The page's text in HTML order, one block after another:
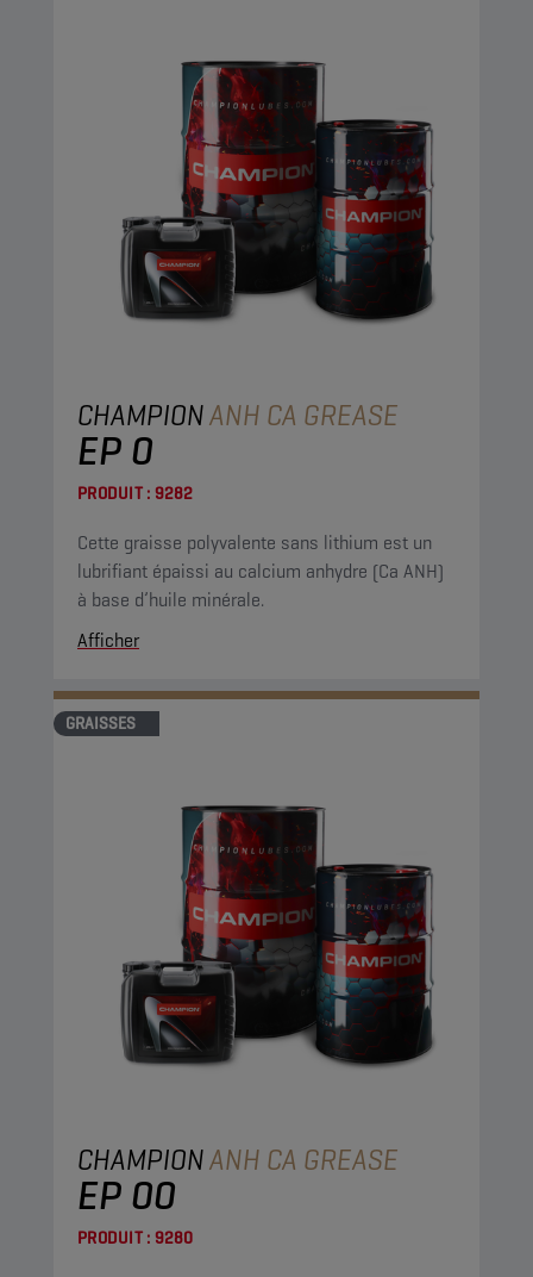
CHAMPIONANH CA GREASE
EP 0
PRODUIT : 9282
Cette graisse polyvalente sans lithium est un
lubrifiant épaissi au calcium anhydre (Ca ANH)
à base d’huile minérale.
Afficher
GRAISSES
CHAMPIONANH CA GREASE
EP 00
PRODUIT : 9280